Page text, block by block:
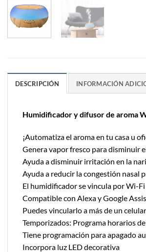
DESCRIPCIÓN INFORMACIÓN
Humidificador y difusor de aroma
¡Automatiza el aroma en tu casa u
Genera vapor fresco para disminuir
Ayuda a disminuir irritación en la
Ayuda a reducir la congestión nasal
El humidificador se vincula por Wi-
Compatible con Alexa y Google
Puedes vincularlo a más de un celular
Temporizados: Programa horarios
Tiene programación para apagado
Incorpora luz LED decorativa